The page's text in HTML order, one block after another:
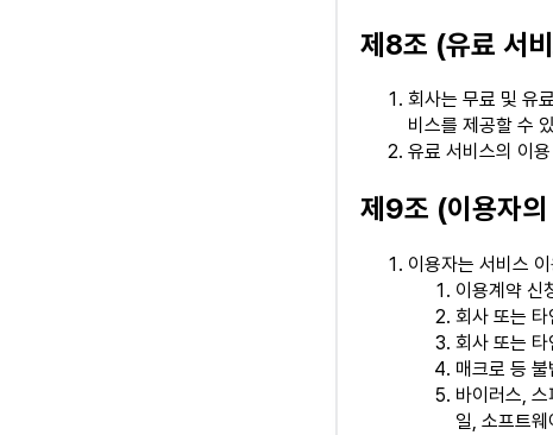
제8조 (유료 서
회사는 무료 및 유
비스를 제공할 수
유료 서비스의 이
제9조 (이용자
이용자는 서비스
이용계약 신
회사 또는 타
회사 또는 타
매크로 등
바이러스,
일, 소프트